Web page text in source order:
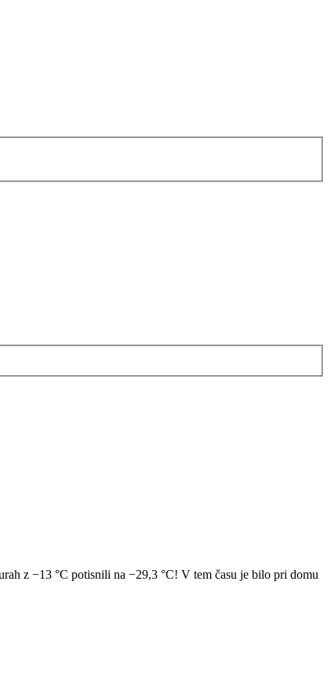
z −13 °C potisnili na −29,3 °C! V tem času je bilo pri domu